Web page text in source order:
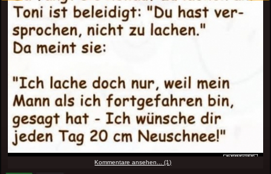
Kommentare ansehen... (1)